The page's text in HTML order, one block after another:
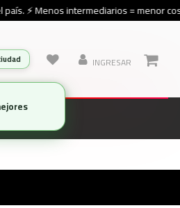
⚡ Menos intermediarios = menor
INGRESAR